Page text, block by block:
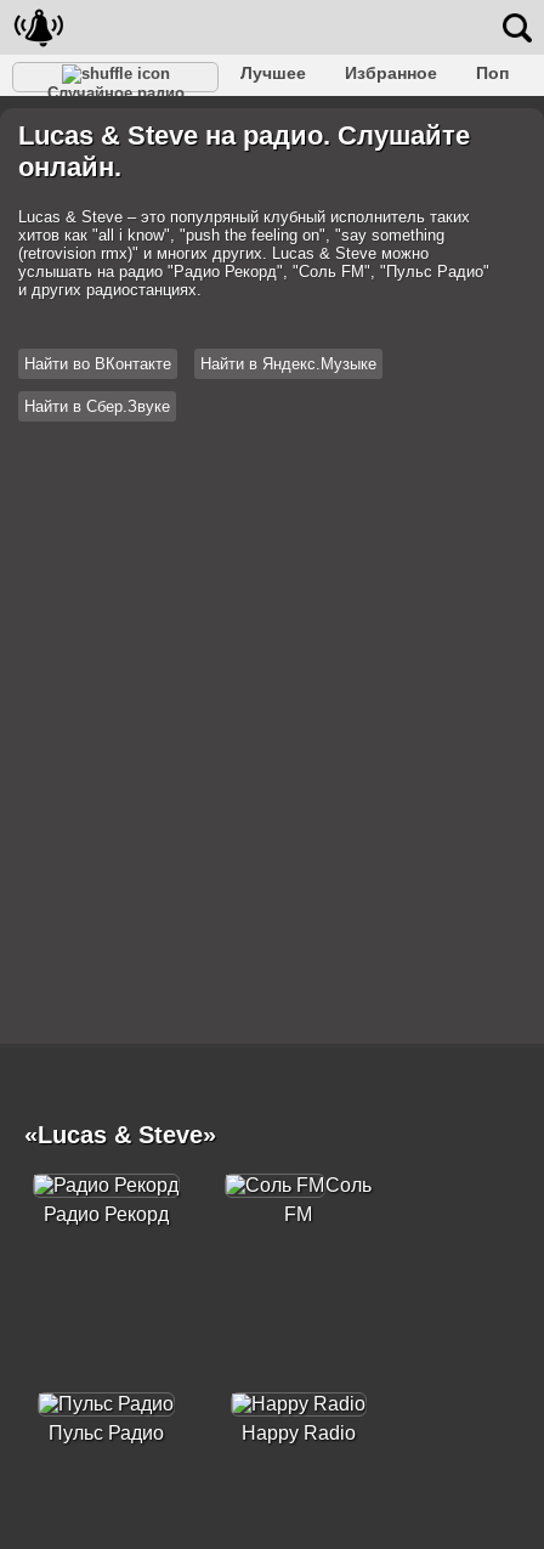
Случайное радио
Лучшее Избранное
Поп
Разговорное
Рэп Транс Дип-хаус
Фолк
Джаз
Детское
Lucas & Steve на радио. Слушайте
онлайн.
Lucas & Steve – это популряный клубный исполнитель таких
хитов как "all i know", "push the feeling on", "say something
(retrovision rmx)" и многих других. Lucas & Steve можно
услышать на радио "Радио Рекорд", "Соль FM", "Пульс Радио"
и других радиостанциях.
Найти во ВКонтакте Найти в Яндекс.Музыке
Найти в Сбер.Звуке
«Lucas & Steve»
Радио Рекорд
Соль
FM
Пульс Радио Happy Radio